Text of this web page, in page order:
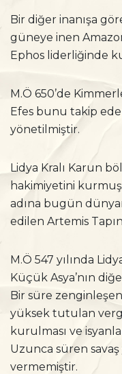
Bir diğer inanışa
güneye inen
Ephos liderliğinde
M.Ö 650’de
Efes bunu takip
yönetilmiştir.
Lidya Kralı Karun
hakimiyetini
adına bugün
edilen Artemis
M.Ö 547 yılında
Küçük Asya’nın
Bir süre
yüksek tutulan
kurulması ve
Uzunca süren
vermemiştir.